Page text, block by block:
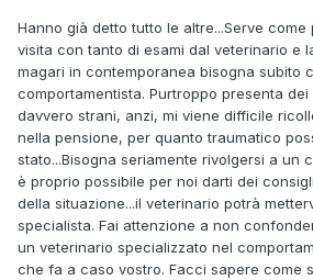
Hanno già detto tutto le altre...Serve
visita con tanto di esami dal veterinario e
magari in contemporanea bisogna subito
comportamentista. Purtroppo presenta
davvero strani, anzi, mi viene difficile
nella pensione, per quanto traumatico
stato...Bisogna seriamente rivolgersi a un
è proprio possibile per noi darti dei
della situazione...il veterinario potrà
specialista. Fai attenzione a non
un veterinario specializzato nel
che fa a caso vostro. Facci sapere come